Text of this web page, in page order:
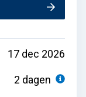
17 dec 2026
2 dagen